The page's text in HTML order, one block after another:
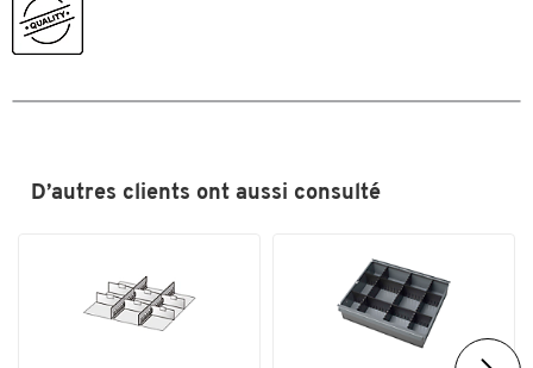
D’autres clients ont aussi consulté